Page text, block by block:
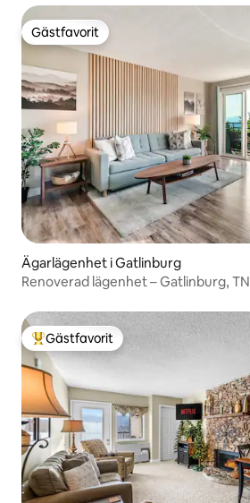
Gästfavorit
Gästfavorit
Ägarlägenhet i Gatlinburg
Renoverad lägenhet – Gatlinburg, TN
Populär gästfavorit
Gästfavorit